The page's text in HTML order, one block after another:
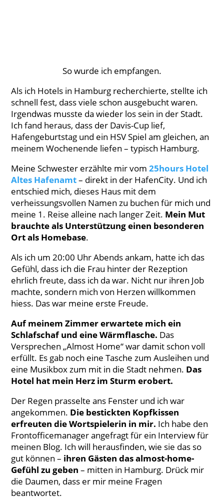
So wurde ich empfangen.
Als ich Hotels in Hamburg recherchierte, stellte ich
schnell fest, dass viele schon ausgebucht waren.
Irgendwas musste da wieder los sein in der Stadt.
Ich fand heraus, dass der Davis-Cup lief,
Hafengeburtstag und ein HSV Spiel am gleichen, an
meinem Wochenende liefen – typisch Hamburg.
Meine Schwester erzählte mir vom25hours Hotel
Altes Hafenamt– direkt in der HafenCity. Und ich
entschied mich, dieses Haus mit dem
verheissungsvollen Namen zu buchen für mich und
meine 1. Reise alleine nach langer Zeit. Mein Mut
brauchte als Unterstützung einen besonderen
Ortals Homebase.
Als ich um 20:00 Uhr Abends ankam, hatte ich das
Gefühl, dass ich die Frau hinter der Rezeption
ehrlich freute, dass ich da war. Nicht nur ihren Job
machte, sondern mich von Herzen willkommen
hiess. Das war meine erste Freude.
Auf meinem Zimmer erwartete mich ein
Schlafschaf und eine Wärmflasche. Das
Versprechen „Almost Home“ war damit schon voll
erfüllt. Es gab noch eine Tasche zum Ausleihen und
eine Musikbox zum mit in die Stadt nehmen. Das
Hotel hat mein Herz im Sturm erobert.
Der Regen prasselte ans Fenster und ich war
angekommen. Die bestickten Kopfkissen
erfreuten die Wortspielerin in mir. Ich habe den
Frontofficemanager angefragt für ein Interview für
meinen Blog. Ich will herausfinden, wie sie das so
gut können – ihren Gästen das almost-home-
Gefühl zu geben – mitten in Hamburg. Drück mir
die Daumen, dass er mir meine Fragen
beantwortet.